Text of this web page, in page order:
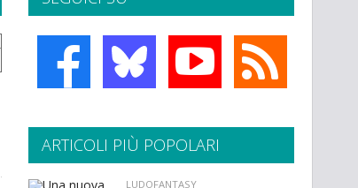
ARTICOLI PIÙ POPOLARI
LUDOFANTASY